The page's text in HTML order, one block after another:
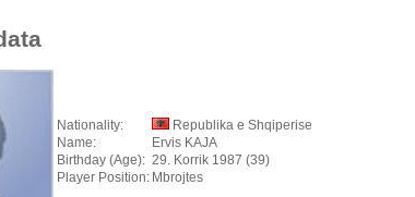
Nationality:
Republika e Shqiperise
Name:
Ervis KAJA
Birthday (Age): 29. Korrik 1987 (39)
Player Position: Mbrojtes